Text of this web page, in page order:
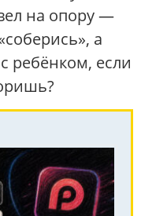
на опору —
а
ребёнком, если